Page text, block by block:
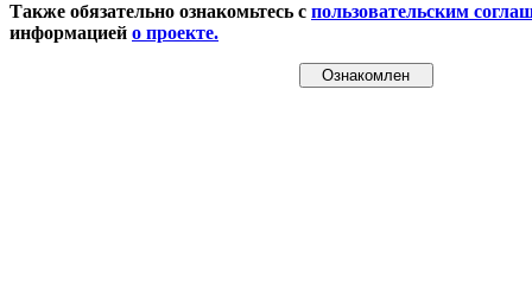
Также обязательно ознакомьтесь с пользовательским
информацией о проекте.
Ознакомлен